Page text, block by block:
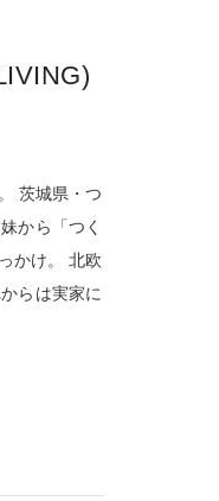
茨城県・つ
から「つく
かけ。 北欧
らは実家に